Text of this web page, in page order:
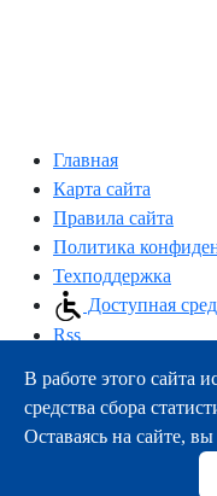
Главная
Карта сайта
Правила сайта
Политика
Техподдержка
Доступная
Rss
163000,
тел.:+7 (8182) 21-11-63
e-mail:info@nsmu.ru
© ФГБОУ ВО СГМУ (г.
В работе этого сайта
средства сбора
Оставаясь на сайте,